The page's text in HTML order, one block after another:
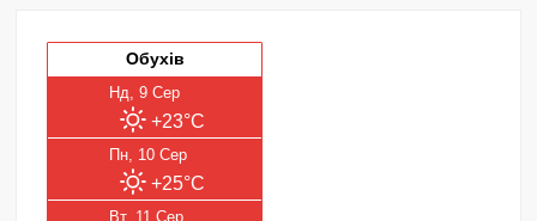
Обухів
Нд, 9 Сер
+23°C
Пн, 10 Сер
+25°C
Вт, 11 Сер